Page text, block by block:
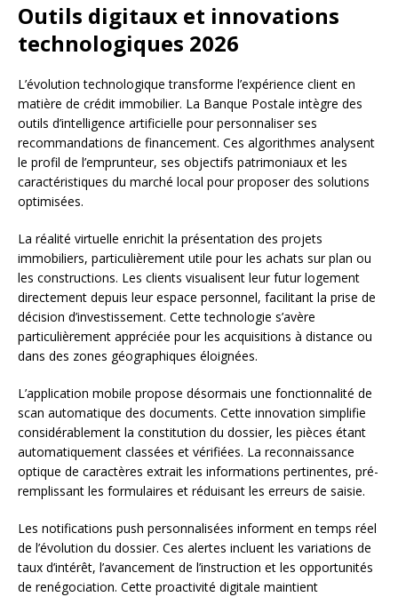
Outils digitaux et innovations
technologiques 2026
L’évolution technologique transforme l’expérience client en
matière de crédit immobilier. La Banque Postale intègre des
outils d’intelligence artificielle pour personnaliser ses
recommandations de financement. Ces algorithmes analysent
le profil de l’emprunteur, ses objectifs patrimoniaux et les
caractéristiques du marché local pour proposer des solutions
optimisées.
La réalité virtuelle enrichit la présentation des projets
immobiliers, particulièrement utile pour les achats sur plan ou
les constructions. Les clients visualisent leur futur logement
directement depuis leur espace personnel, facilitant la prise de
décision d’investissement. Cette technologie s’avère
particulièrement appréciée pour les acquisitions à distance ou
dans des zones géographiques éloignées.
L’application mobile propose désormais une fonctionnalité de
scan automatique des documents. Cette innovation simplifie
considérablement la constitution du dossier, les pièces étant
automatiquement classées et vérifiées. La reconnaissance
optique de caractères extrait les informations pertinentes, pré-
remplissant les formulaires et réduisant les erreurs de saisie.
Les notifications push personnalisées informent en temps réel
de l’évolution du dossier. Ces alertes incluent les variations de
taux d’intérêt, l’avancement de l’instruction et les opportunités
de renégociation. Cette proactivité digitale maintient